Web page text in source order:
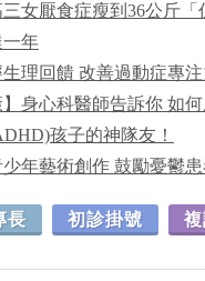
三女厭食症瘦到36公斤「
年
生理回饋 改善過動症專
】身心科醫師告訴你 如
孩子的神隊友！
年藝術創作 鼓勵憂鬱
長 初診掛號